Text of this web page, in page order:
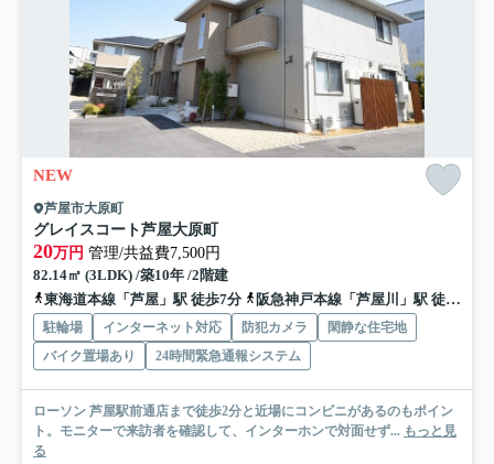
NEW
芦屋市大原町
グレイスコート芦屋大原町
20万円 管理/共益費7,500円
82.14㎡ (3LDK) /築10年 /2階建
東海道本線「芦屋」駅 徒歩7分
阪急神戸本線「芦屋川」駅 徒歩10分
駐輪場 インターネット対応 防犯カメラ
閑静な住宅地
バイク置場あり
24時間緊急通報システム
ローソン 芦屋駅前通店まで徒歩2分と近場にコンビニがあるのもポイン
ト。モニターで来訪者を確認して、インターホンで対面せず... もっと見
る